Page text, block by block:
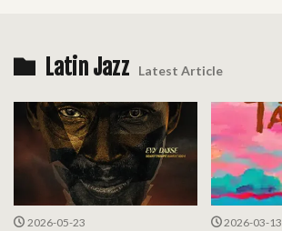
Latin Jazz Latest Article
2026-05-23 2026-03-13